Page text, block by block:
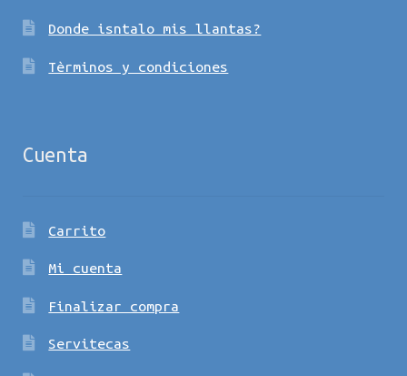
Donde isntalo mis llantas?
Tèrminos y condiciones
Cuenta
Carrito
Mi cuenta
Finalizar compra
Servitecas